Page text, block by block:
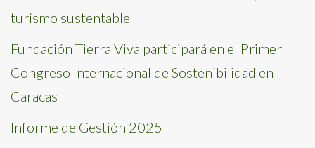
turismo sustentable
Fundación Tierra Viva participará en el Primer
Congreso Internacional de Sostenibilidad en
Caracas
Informe de Gestión 2025